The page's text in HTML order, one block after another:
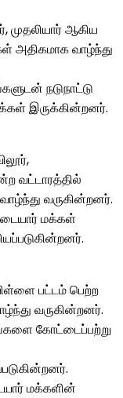
முதலியார் ஆகிய
அதிகமாக வாழ்ந்து
நடுநாட்டு
இருக்கின்றனர்.
வட்டாரத்தில்
வருகின்றனர்.
மக்கள்
பட்டம் பெற்ற
வருகின்றனர்.
கோட்டைப்பற்று
மக்களின்